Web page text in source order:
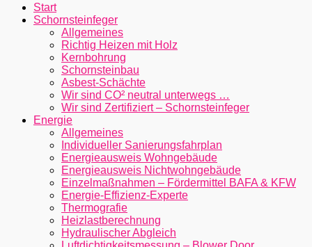
Start
Schornsteinfeger
Allgemeines
Richtig Heizen mit Holz
Kernbohrung
Schornsteinbau
Asbest-Schächte
Wir sind CO² neutral unterwegs …
Wir sind Zertifiziert – Schornsteinfeger
Energie
Allgemeines
Individueller Sanierungsfahrplan
Energieausweis Wohngebäude
Energieausweis Nichtwohngebäude
Einzelmaßnahmen – Fördermittel BAFA & KFW
Energie-Effizienz-Experte
Thermografie
Heizlastberechnung
Hydraulischer Abgleich